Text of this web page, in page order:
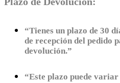
“Tienes un plazo de 30
de recepción del pedido
devolución.”
“Este plazo puede